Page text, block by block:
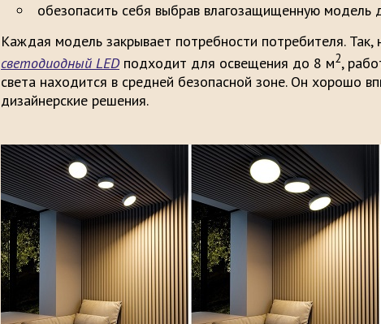
обезопасить себя выбрав влагозащищенную модель
Каждая модель закрывает потребности потребителя. Так,
светодиодный LED подходит для освещения до 8 м2,
света находится в средней безопасной зоне. Он хорошо
дизайнерские решения.